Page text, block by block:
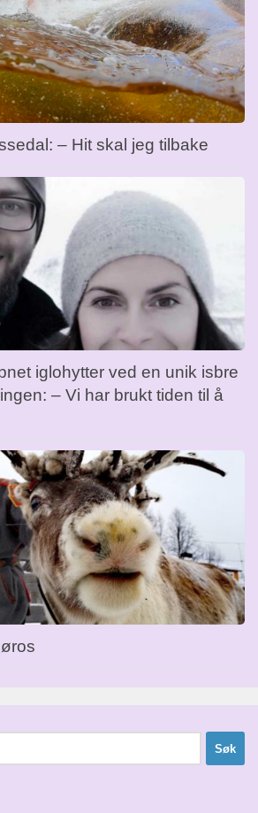
– Hit skal jeg tilbake
iglohytter ved en unik isbre
– Vi har brukt tiden til å